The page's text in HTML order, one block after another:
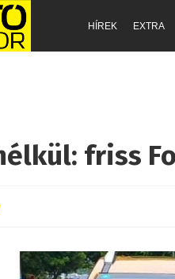
HÍREK EXTRA
friss